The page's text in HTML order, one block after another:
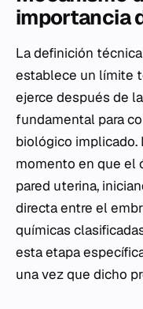
importancia
La definición
establece un límite
ejerce después de
fundamental para
biológico implicado.
momento en que el
pared uterina,
directa entre el
químicas
esta etapa
una vez que dicho